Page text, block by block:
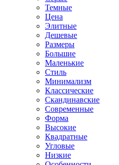
Темные
Цена
Элитные
Дешевые
Размеры
Большие
Маленькие
Стиль
Минимализм
Классические
Скандинавские
Современные
Форма
Высокие
Квадратные
Угловые
Низкие